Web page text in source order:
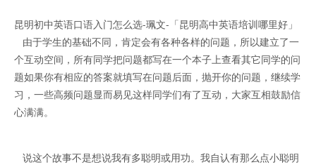
昆明初中英语口语入门怎么选-珮文-「昆明高中英语培训哪里好」
由于学生的基础不同，肯定会有各种各样的问题，所以建立了一
个互动空间，所有同学把问题都写在一个本子上查看其它同学的问
题如果你有相应的答案就填写在问题后面，抛开你的问题，继续学
习，一些高频问题显而易见这样同学们有了互动，大家互相鼓励信
心满满。
说这个故事不是想说我有多聪明或用功。我自认有那么点小聪明